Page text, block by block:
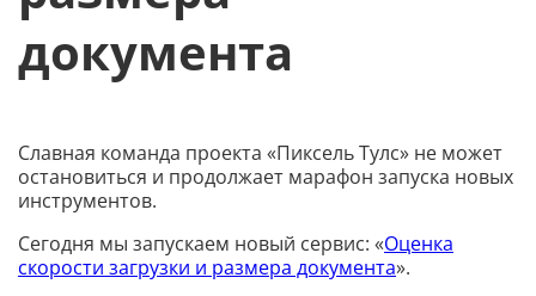
документа
Славная команда проекта «Пиксель Тулс» не может
остановиться и продолжает марафон запуска новых
инструментов.
Сегодня мы запускаем новый сервис: «Оценка
скорости загрузки и размера документа».